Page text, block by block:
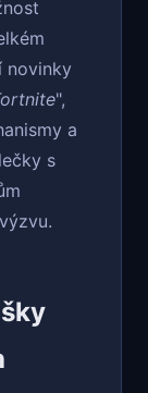
novinky
",
a
s